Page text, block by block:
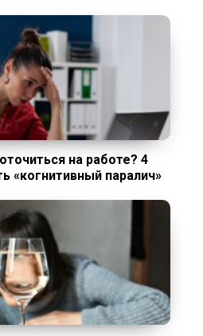
на работе? 4
«когнитивный паралич»